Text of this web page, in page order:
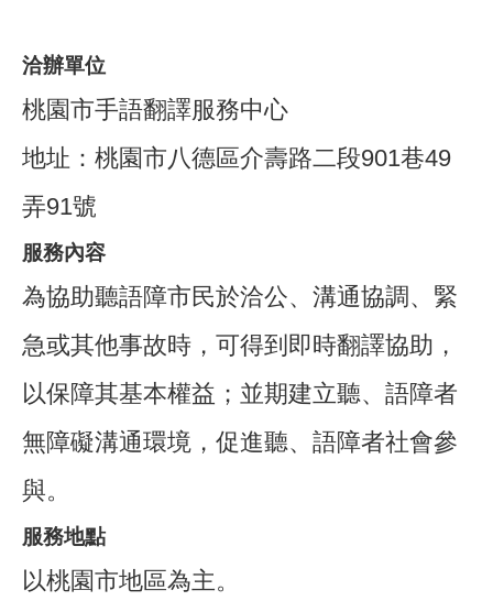
洽辦單位
桃園市手語翻譯服務中心
地址：桃園市八德區介壽路二段901巷49
弄91號
服務內容
為協助聽語障市民於洽公、溝通協調、緊
急或其他事故時，可得到即時翻譯協助，
以保障其基本權益；並期建立聽、語障者
無障礙溝通環境，促進聽、語障者社會參
與。
服務地點
以桃園市地區為主。